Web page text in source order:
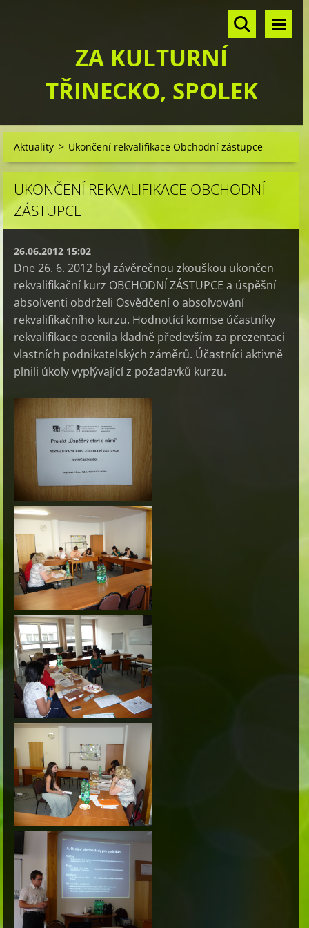
ZA KULTURNÍ
TŘINECKO, SPOLEK
Aktuality > Ukončení rekvalifikace Obchodní zástupce
UKONČENÍ REKVALIFIKACE OBCHODNÍ
ZÁSTUPCE
26.06.2012 15:02
Dne 26. 6. 2012 byl závěrečnou zkouškou ukončen
rekvalifikační kurz OBCHODNÍ ZÁSTUPCE a úspěšní
absolventi obdrželi Osvědčení o absolvování
rekvalifikačního kurzu. Hodnotící komise účastníky
rekvalifikace ocenila kladně především za prezentaci
vlastních podnikatelských záměrů. Účastníci aktivně
plnili úkoly vyplývající z požadavků kurzu.